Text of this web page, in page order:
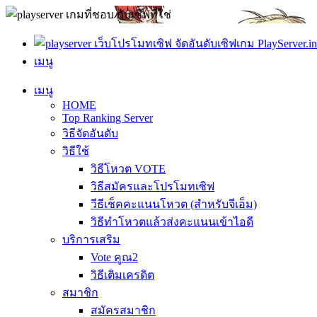
เมนู
เมนู
HOME
Top Ranking Server
วิธีจัดอันดับ
วิธีใช้
วิธีโหวต VOTE
วิธีสมัครและโปรโมทเซิฟ
วีธีเช็คคะแนนโหวต (สำหรับจีเอ็ม)
วิธีทำโหวตแล้วส่งคะแนนเข้าไอดี
บริการเสริม
Vote คูณ2
วิธีเติมเครดิต
สมาชิก
สมัครสมาชิก